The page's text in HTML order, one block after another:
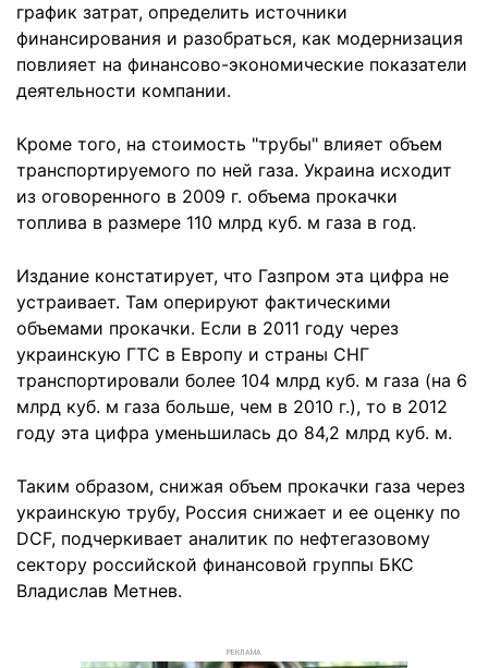
график затрат, определить источники
финансирования и разобраться, как модернизация
повлияет на финансово-экономические показатели
деятельности компании.
Кроме того, на стоимость "трубы" влияет объем
транспортируемого по ней газа. Украина исходит
из оговоренного в 2009 г. объема прокачки
топлива в размере 110 млрд куб. м газа в год.
Издание констатирует, что Газпром эта цифра не
устраивает. Там оперируют фактическими
объемами прокачки. Если в 2011 году через
украинскую ГТС в Европу и страны СНГ
транспортировали более 104 млрд куб. м газа (на 6
млрд куб. м газа больше, чем в 2010 г.), то в 2012
году эта цифра уменьшилась до 84,2 млрд куб. м.
Таким образом, снижая объем прокачки газа через
украинскую трубу, Россия снижает и ее оценку по
DCF, подчеркивает аналитик по нефтегазовому
сектору российской финансовой группы БКС
Владислав Метнев.
РЕКЛАМА